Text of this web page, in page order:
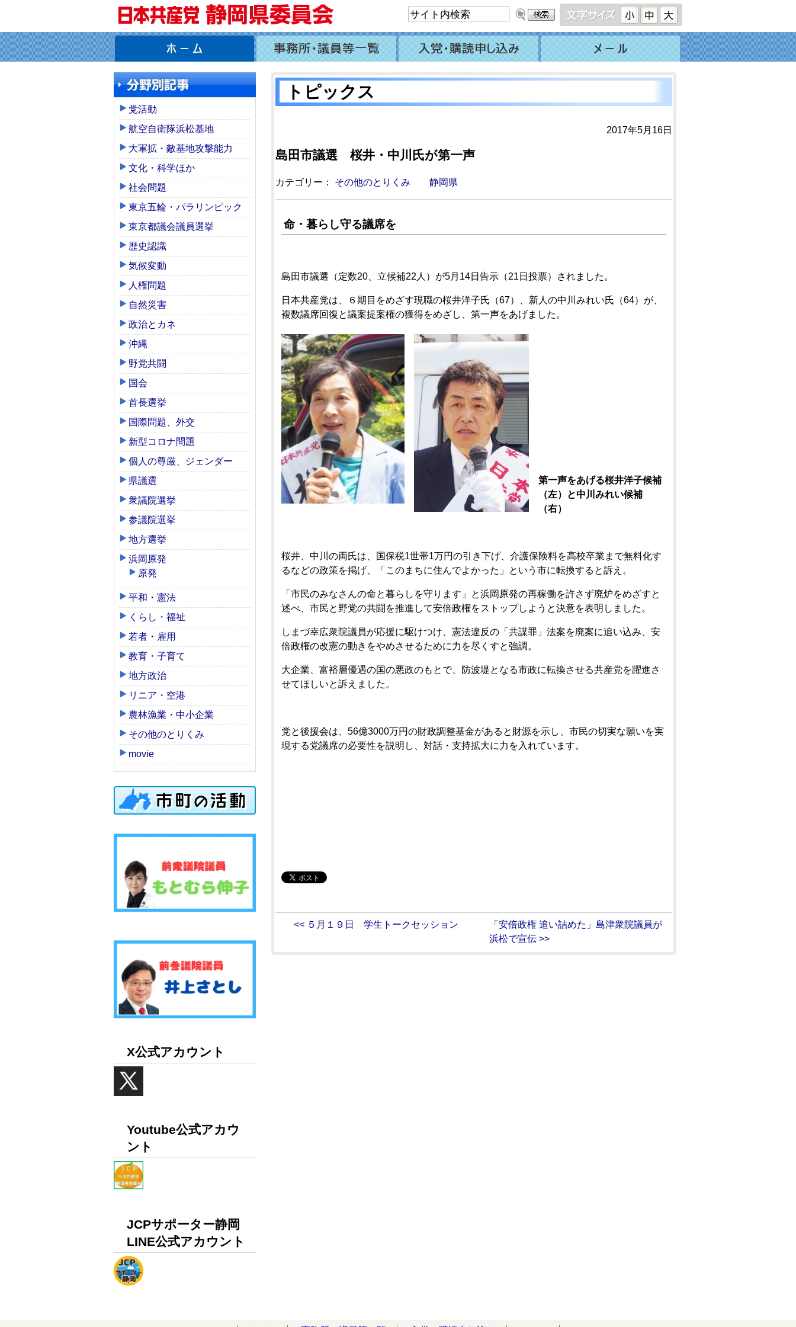
トピックス
2017年5月16日
島田市議選 桜井・中川氏が第一声
カテゴリー： その他のとりくみ 静岡県
命・暮らし守る議席を
島田市議選（定数20、立候補22人）が5月14日告示（21日投票）されました。
日本共産党は、６期目をめざす現職の桜井洋子氏（67）、新人の中川みれい氏（64）が、
複数議席回復と議案提案権の獲得をめざし、第一声をあげました。
第一声をあげる桜井洋子候補
（左）と中川みれい候補
（右）
桜井、中川の両氏は、国保税1世帯1万円の引き下げ、介護保険料を高校卒業まで無料化す
るなどの政策を掲げ、「このまちに住んでよかった」という市に転換すると訴え。
「市民のみなさんの命と暮らしを守ります」と浜岡原発の再稼働を許さず廃炉をめざすと
述べ、市民と野党の共闘を推進して安倍政権をストップしようと決意を表明しました。
しまづ幸広衆院議員が応援に駆けつけ、憲法違反の「共謀罪」法案を廃案に追い込み、安
倍政権の改憲の動きをやめさせるために力を尽くすと強調。
大企業、富裕層優遇の国の悪政のもとで、防波堤となる市政に転換させる共産党を躍進さ
せてほしいと訴えました。
党と後援会は、56億3000万円の財政調整基金があると財源を示し、市民の切実な願いを実
現する党議席の必要性を説明し、対話・支持拡大に力を入れています。
<< ５月１９日 学生トークセッション
「安倍政権 追い詰めた」島津衆院議員が
浜松で宣伝 >>
党活動
航空自衛隊浜松基地
大軍拡・敵基地攻撃能力
文化・科学ほか
社会問題
東京五輪・パラリンピック
東京都議会議員選挙
歴史認識
気候変動
人権問題
自然災害
政治とカネ
沖縄
野党共闘
国会
首長選挙
国際問題、外交
新型コロナ問題
個人の尊厳、ジェンダー
県議選
衆議院選挙
参議院選挙
地方選挙
浜岡原発
原発
平和・憲法
くらし・福祉
若者・雇用
教育・子育て
地方政治
リニア・空港
農林漁業・中小企業
その他のとりくみ
movie
X公式アカウント
Youtube公式アカウ
ント
JCPサポーター静岡
LINE公式アカウント